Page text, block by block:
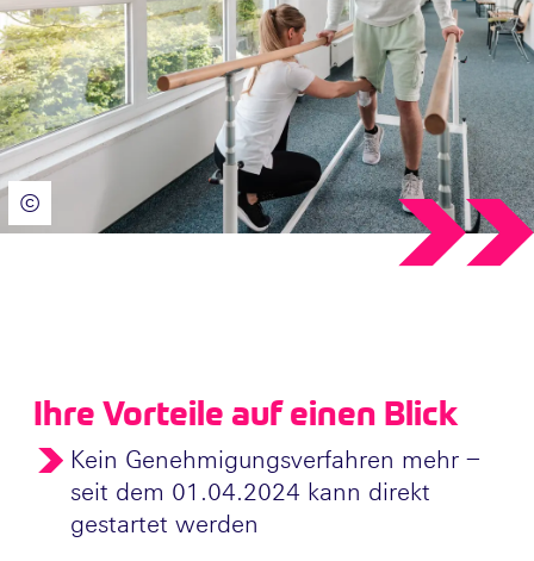
©
Ihre Vorteile auf einen Blick
Kein Genehmigungsverfahren mehr –
seit dem 01.04.2024 kann direkt
gestartet werden